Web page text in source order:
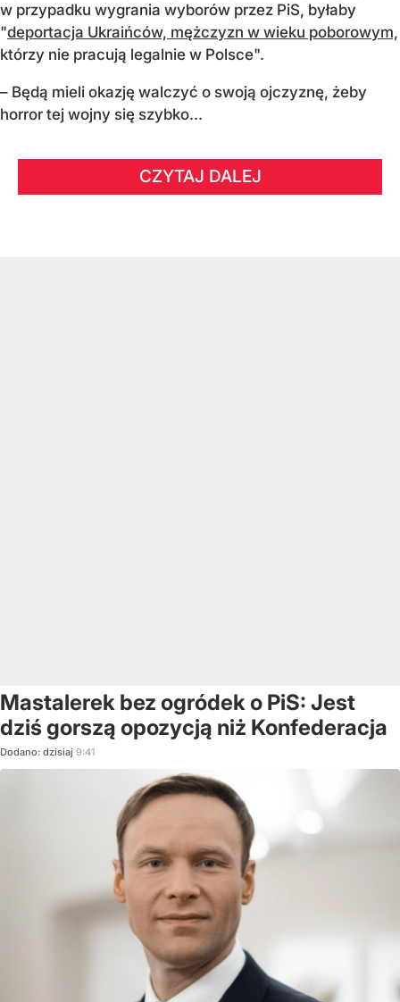
w przypadku wygrania wyborów przez PiS, byłaby
"deportacja Ukraińców, mężczyzn w wieku poborowym,
którzy nie pracują legalnie w Polsce".
– Będą mieli okazję walczyć o swoją ojczyznę, żeby
horror tej wojny się szybko...
CZYTAJ DALEJ
Mastalerek bez ogródek o PiS: Jest
dziś gorszą opozycją niż Konfederacja
Dodano: dzisiaj 9:41